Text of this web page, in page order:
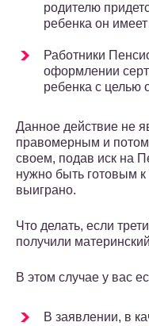
родителю
ребенка он
Работники
оформлении
ребенка с целью
Данное действие не
правомерным и
своем, подав иск на
нужно быть готовым к
выиграно.
Что делать, если
получили материнский
В этом случае у вас
В заявлении, в